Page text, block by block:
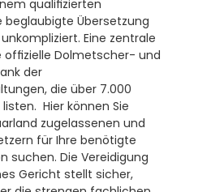
qualifizierten
beglaubigte Übersetzung
Eine zentrale
offizielle Dolmetscher- und
der
die über 7.000
Hier können Sie
zugelassenen und
für Ihre benötigte
suchen. Die Vereidigung
Gericht stellt sicher,